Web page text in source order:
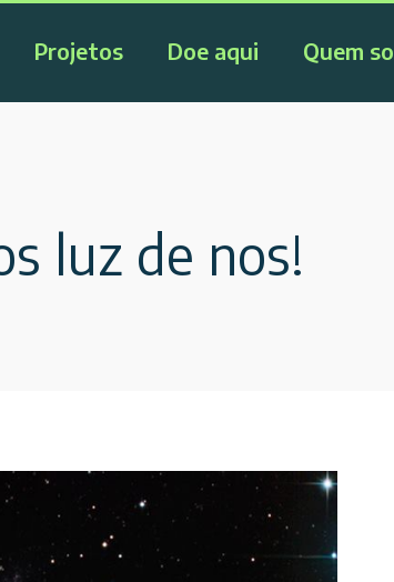
Projetos Doe aqui Quem
luz de nos!